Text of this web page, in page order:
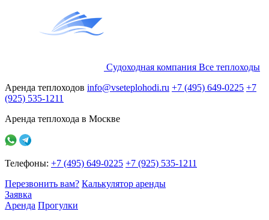
Судоходная компания Все теплоходы
Аренда теплоходов info@vseteplohodi.ru +7 (495) 649-0225 +7
(925) 535-1211
Аренда теплохода в Москве
Телефоны: +7 (495) 649-0225 +7 (925) 535-1211
Перезвонить вам? Калькулятор аренды
Заявка
Аренда Прогулки